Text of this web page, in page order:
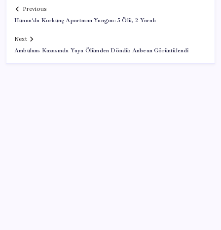
Previous
Hunan’da Korkunç Apartman Yangını: 5 Ölü, 2 Yaralı
Next
Ambulans Kazasında Yaya Ölümden Döndü: Anbean Görüntülendi